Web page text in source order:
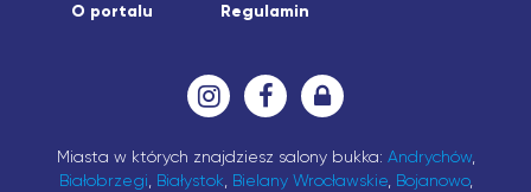
O portalu Regulamin
Miasta w których znajdziesz salony bukka: Andrychów,
Białobrzegi, Białystok, Bielany Wrocławskie, Bojanowo,